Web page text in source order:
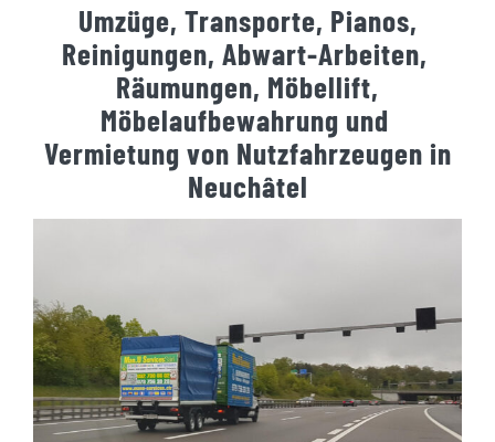
Umzüge, Transporte, Pianos,
Reinigungen, Abwart-Arbeiten,
Räumungen, Möbellift,
Möbelaufbewahrung und
Vermietung von Nutzfahrzeugen in
Neuchâtel